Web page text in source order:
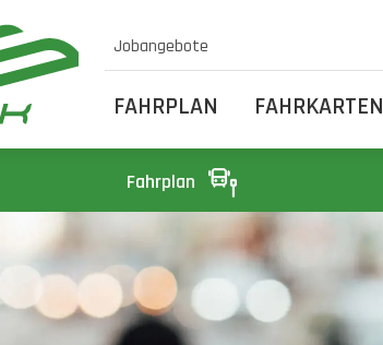
Jobangebote
FAHRPLAN FAHRKARTEN
Fahrplan